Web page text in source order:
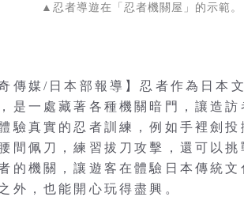
▲忍者導遊在「忍者機關屋」的示範
奇傳媒/日本部報導】忍者作為日本
是一處藏著各種機關暗門，讓造
驗真實的忍者訓練，例如手裡劍
間佩刀，練習拔刀攻擊，還可以
的機關，讓遊客在體驗日本傳統
外，也能開心玩得盡興。